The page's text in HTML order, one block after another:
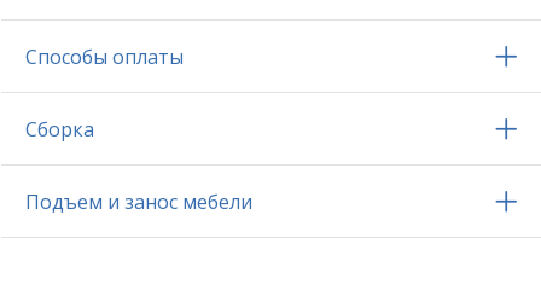
Способы оплаты
Сборка
Подъем и занос мебели